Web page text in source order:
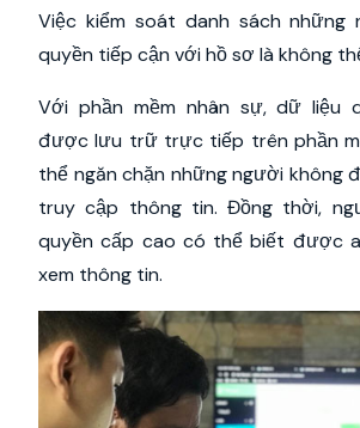
Việc kiểm soát danh sách
quyền tiếp cận với hồ sơ là không
Với phần mềm nhân sự, dữ liệu
được lưu trữ trực tiếp trên phần
thể ngăn chặn những người không
truy cập thông tin. Đồng thời,
quyền cấp cao có thể biết được
xem thông tin.